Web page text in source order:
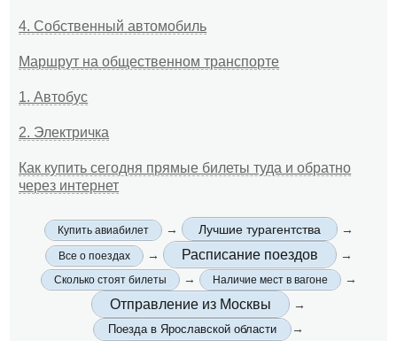
4. Собственный автомобиль
Маршрут на общественном транспорте
1. Автобус
2. Электричка
Как купить сегодня прямые билеты туда и обратно
через интернет
Купить авиабилет → Лучшие турагентства →
Все о поездах → Расписание поездов →
Сколько стоят билеты → Наличие мест в вагоне →
Отправление из Москвы →
Поезда в Ярославской области →